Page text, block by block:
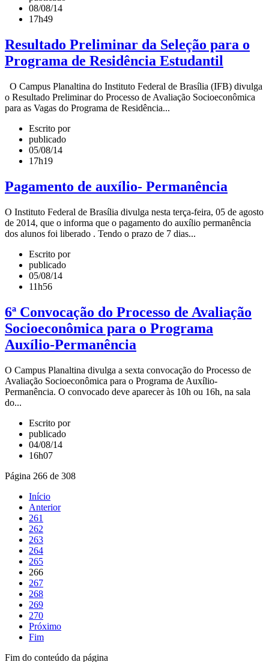
08/08/14
17h49
Resultado Preliminar da Seleção para o
Programa de Residência Estudantil
O Campus Planaltina do Instituto Federal de Brasília (IFB) divulga
o Resultado Preliminar do Processo de Avaliação Socioeconômica
para as Vagas do Programa de Residência...
Escrito por
publicado
05/08/14
17h19
Pagamento de auxílio- Permanência
O Instituto Federal de Brasília divulga nesta terça-feira, 05 de agosto
de 2014, que o informa que o pagamento do auxílio permanência
dos alunos foi liberado . Tendo o prazo de 7 dias...
Escrito por
publicado
05/08/14
11h56
6ª Convocação do Processo de Avaliação
Socioeconômica para o Programa
Auxílio-Permanência
O Campus Planaltina divulga a sexta convocação do Processo de
Avaliação Socioeconômica para o Programa de Auxílio-
Permanência. O convocado deve aparecer às 10h ou 16h, na sala
do...
Escrito por
publicado
04/08/14
16h07
Página 266 de 308
Início
Anterior
261
262
263
264
265
266
267
268
269
270
Próximo
Fim
Fim do conteúdo da página